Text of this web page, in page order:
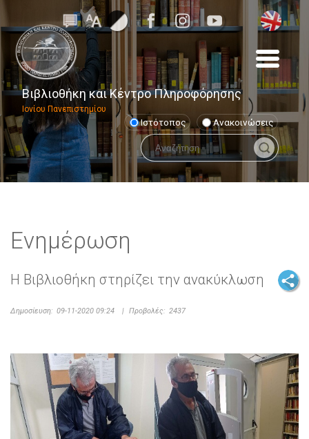
Βιβλιοθήκη και Κέντρο Πληροφόρησης
Ιονίου Πανεπιστημίου
Ιστότοπος Ανακοινώσεις
Ενημέρωση
Η Βιβλιοθήκη στηρίζει την ανακύκλωση
Δημοσίευση: 09-11-2020 09:24 | Προβολές: 2437